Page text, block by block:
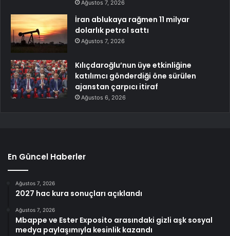
Ağustos 7, 2026
İran ablukaya rağmen 11 milyar
dolarlık petrol sattı
Ağustos 7, 2026
Kılıçdaroğlu’nun üye etkinliğine
katılımcı gönderdiği öne sürülen
ajanstan çarpıcı itiraf
Ağustos 6, 2026
En Güncel Haberler
Ağustos 7, 2026
2027 hac kura sonuçları açıklandı
Ağustos 7, 2026
Mbappe ve Ester Exposito arasındaki gizli aşk sosyal
medya paylaşımıyla kesinlik kazandı